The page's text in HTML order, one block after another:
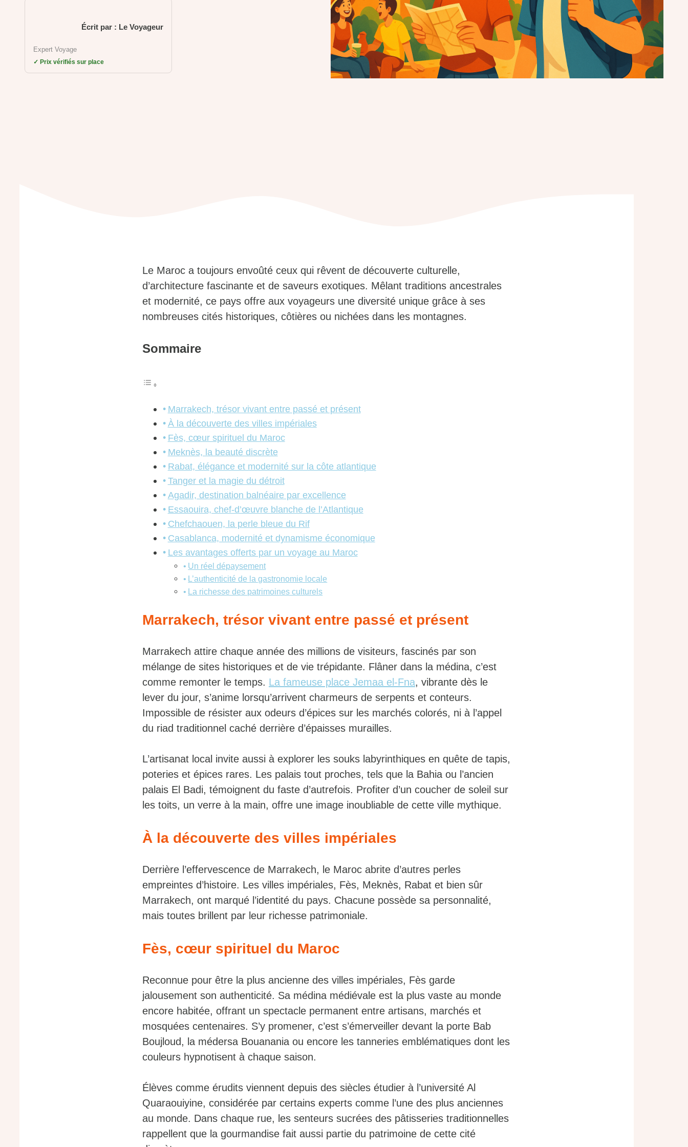
Écrit par : Le Voyageur
Expert Voyage
✓ Prix vérifiés sur place
Le Maroc a toujours envoûté ceux qui rêvent de découverte culturelle,
d’architecture fascinante et de saveurs exotiques. Mêlant traditions ancestrales
et modernité, ce pays offre aux voyageurs une diversité unique grâce à ses
nombreuses cités historiques, côtières ou nichées dans les montagnes.
Sommaire
Marrakech, trésor vivant entre passé et présent
À la découverte des villes impériales
Fès, cœur spirituel du Maroc
Meknès, la beauté discrète
Rabat, élégance et modernité sur la côte atlantique
Tanger et la magie du détroit
Agadir, destination balnéaire par excellence
Essaouira, chef-d’œuvre blanche de l’Atlantique
Chefchaouen, la perle bleue du Rif
Casablanca, modernité et dynamisme économique
Les avantages offerts par un voyage au Maroc
Un réel dépaysement
L’authenticité de la gastronomie locale
La richesse des patrimoines culturels
Marrakech, trésor vivant entre passé et présent
Marrakech attire chaque année des millions de visiteurs, fascinés par son
mélange de sites historiques et de vie trépidante. Flâner dans la médina, c’est
comme remonter le temps. La fameuse place Jemaa el-Fna, vibrante dès le
lever du jour, s’anime lorsqu’arrivent charmeurs de serpents et conteurs.
Impossible de résister aux odeurs d’épices sur les marchés colorés, ni à l’appel
du riad traditionnel caché derrière d’épaisses murailles.
L’artisanat local invite aussi à explorer les souks labyrinthiques en quête de tapis,
poteries et épices rares. Les palais tout proches, tels que la Bahia ou l’ancien
palais El Badi, témoignent du faste d’autrefois. Profiter d’un coucher de soleil sur
les toits, un verre à la main, offre une image inoubliable de cette ville mythique.
À la découverte des villes impériales
Derrière l’effervescence de Marrakech, le Maroc abrite d’autres perles
empreintes d’histoire. Les villes impériales, Fès, Meknès, Rabat et bien sûr
Marrakech, ont marqué l’identité du pays. Chacune possède sa personnalité,
mais toutes brillent par leur richesse patrimoniale.
Fès, cœur spirituel du Maroc
Reconnue pour être la plus ancienne des villes impériales, Fès garde
jalousement son authenticité. Sa médina médiévale est la plus vaste au monde
encore habitée, offrant un spectacle permanent entre artisans, marchés et
mosquées centenaires. S’y promener, c’est s’émerveiller devant la porte Bab
Boujloud, la médersa Bouanania ou encore les tanneries emblématiques dont les
couleurs hypnotisent à chaque saison.
Élèves comme érudits viennent depuis des siècles étudier à l’université Al
Quaraouiyine, considérée par certains experts comme l’une des plus anciennes
au monde. Dans chaque rue, les senteurs sucrées des pâtisseries traditionnelles
rappellent que la gourmandise fait aussi partie du patrimoine de cette cité